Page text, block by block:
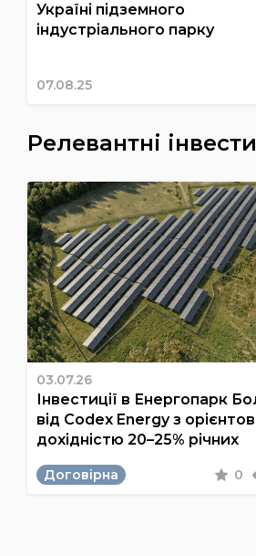
Україні підземного
індустріального парку
07.08.25
Релевантні
03.07.26
Інвестиції в Енергопарк
від Codex Energy з
дохідністю 20–25% річних
Договірна 0